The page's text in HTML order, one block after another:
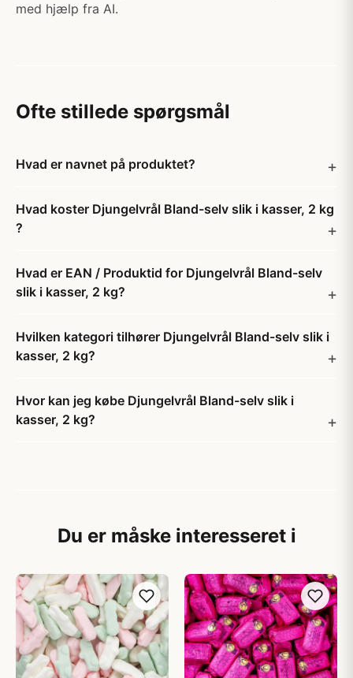
med hjælp fra AI.
Ofte stillede spørgsmål
Hvad er navnet på produktet?
Hvad koster Djungelvrål Bland-selv slik i kasser, 2 kg​
?
Hvad er EAN / Produktid for Djungelvrål Bland-selv
slik i kasser, 2 kg​?
Hvilken kategori tilhører Djungelvrål Bland-selv slik i
kasser, 2 kg​?
Hvor kan jeg købe Djungelvrål Bland-selv slik i
kasser, 2 kg​?
Du er måske interesseret i